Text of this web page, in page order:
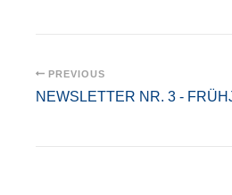
PREVIOUS
NEWSLETTER NR. 3 -